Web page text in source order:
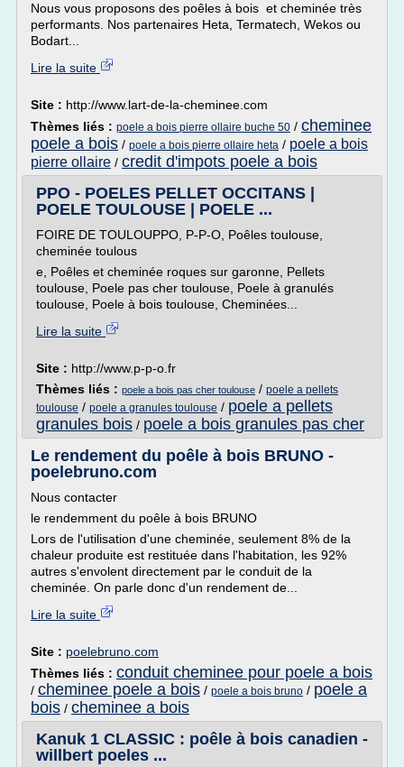
Nous vous proposons des poêles à bois et cheminée très
performants. Nos partenaires Heta, Termatech, Wekos ou
Bodart...
Lire la suite
Site : http://www.lart-de-la-cheminee.com
Thèmes liés : poele a bois pierre ollaire buche 50 / cheminee
poele a bois / poele a bois pierre ollaire heta / poele a bois
pierre ollaire / credit d'impots poele a bois
PPO - POELES PELLET OCCITANS |
POELE TOULOUSE | POELE ...
FOIRE DE TOULOUPPO, P-P-O, Poêles toulouse,
cheminée toulous
e, Poêles et cheminée roques sur garonne, Pellets
toulouse, Poele pas cher toulouse, Poele à granulés
toulouse, Poele à bois toulouse, Cheminées...
Lire la suite
Site : http://www.p-p-o.fr
Thèmes liés : poele a bois pas cher toulouse / poele a pellets
toulouse / poele a granules toulouse / poele a pellets
granules bois / poele a bois granules pas cher
Le rendement du poêle à bois BRUNO -
poelebruno.com
Nous contacter
le rendemment du poêle à bois BRUNO
Lors de l'utilisation d'une cheminée, seulement 8% de la
chaleur produite est restituée dans l'habitation, les 92%
autres s'envolent directement par le conduit de la
cheminée. On parle donc d'un rendement de...
Lire la suite
Site : poelebruno.com
Thèmes liés : conduit cheminee pour poele a bois
/ cheminee poele a bois / poele a bois bruno / poele a
bois / cheminee a bois
Kanuk 1 CLASSIC : poêle à bois canadien -
willbert poeles ...